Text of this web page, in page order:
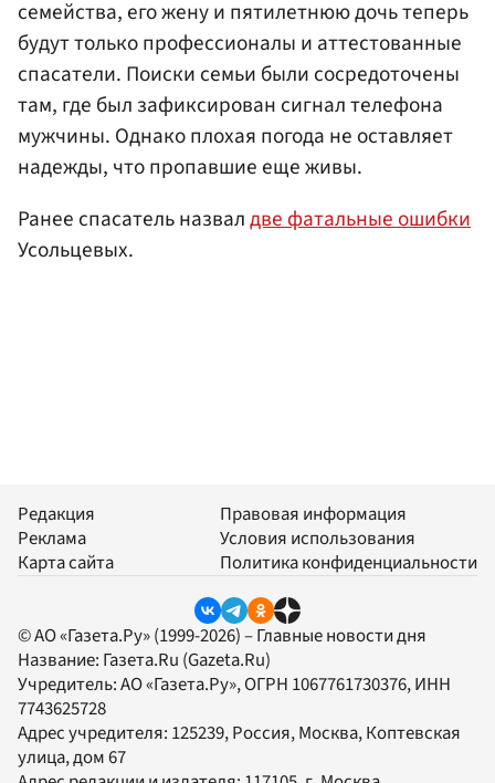
семейства, его жену и пятилетнюю дочь теперь
будут только профессионалы и аттестованные
спасатели. Поиски семьи были сосредоточены
там, где был зафиксирован сигнал телефона
мужчины. Однако плохая погода не оставляет
надежды, что пропавшие еще живы.
Ранее спасатель назвалдве фатальные ошибки
Усольцевых.
Редакция
Реклама
Карта сайта
Правовая информация
Условия использования
Политика конфиденциальности
© АО «Газета.Ру» (1999-2026) – Главные новости дня
Название: Газета.Ru (Gazeta.Ru)
Учредитель:АО «Газета.Ру», ОГРН 1067761730376, ИНН
7743625728
Адрес учредителя: 125239, Россия, Москва, Коптевская
улица, дом 67